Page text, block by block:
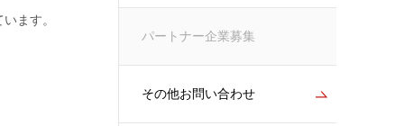
ます。
パートナー企業募集
その他お問い合わせ